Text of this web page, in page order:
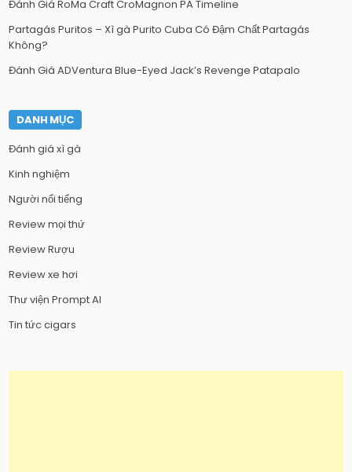
Đánh Giá RoMa Craft CroMagnon PA Timeline
Partagás Puritos – Xì gà Purito Cuba Có Đậm Chất Partagás
Không?
Đánh Giá ADVentura Blue-Eyed Jack’s Revenge Patapalo
DANH MỤC
Đánh giá xì gà
Kinh nghiệm
Người nổi tiếng
Review mọi thứ
Review Rượu
Review xe hơi
Thư viện Prompt AI
Tin tức cigars